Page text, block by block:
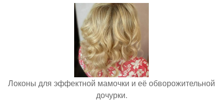
Локоны для эффектной мамочки и её обворожительной
дочурки.